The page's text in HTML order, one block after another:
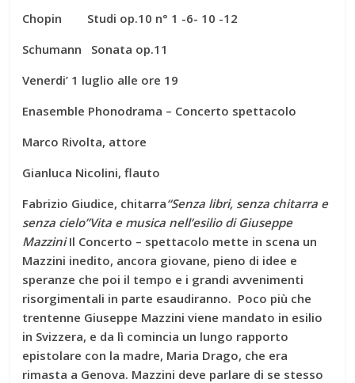
Chopin Studi op.10 n° 1 -6- 10 -12
Schumann Sonata op.11
Venerdi’ 1 luglio alle ore 19
Enasemble Phonodrama – Concerto spettacolo
Marco Rivolta, attore
Gianluca Nicolini, flauto
Fabrizio Giudice, chitarra“Senza libri, senza chitarra e
senza cielo”Vita e musica nell’esilio di Giuseppe
MazziniIl Concerto – spettacolo mette in scena un
Mazzini inedito, ancora giovane, pieno di idee e
speranze che poi il tempo e i grandi avvenimenti
risorgimentali in parte esaudiranno. Poco più che
trentenne Giuseppe Mazzini viene mandato in esilio
in Svizzera, e da lì comincia un lungo rapporto
epistolare con la madre, Maria Drago, che era
rimasta a Genova. Mazzini deve parlare di se stesso